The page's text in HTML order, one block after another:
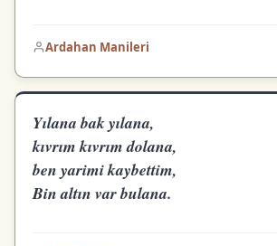
Ardahan Manileri
Yılana bak yılana,
kıvrım kıvrım dolana,
ben yarimi kaybettim,
Bin altın var bulana.